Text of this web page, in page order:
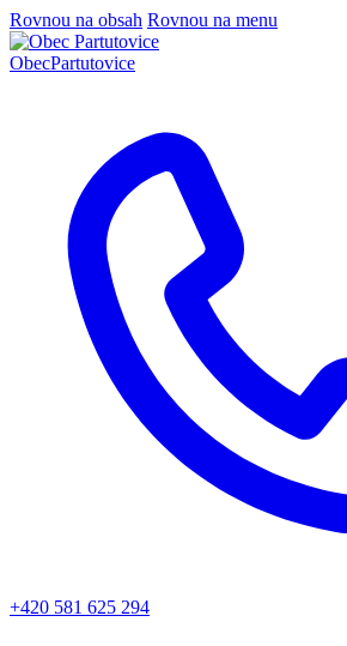
Rovnou na obsah Rovnou na menu
ObecPartutovice
+420 581 625 294